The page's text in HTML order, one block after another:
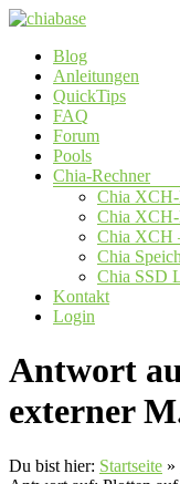
Zum
springen
chiabase
CHIA
Info-
Community
Seite
Menü
Blog
Anleitungen
QuickTips
FAQ
Forum
Pools
Chia-Rechner
Chia XCH-
Chia XCH-
Chia XCH
Chia
Chia SSD
Kontakt
Login
Antwort
externer
Du bist hier: Startseite »